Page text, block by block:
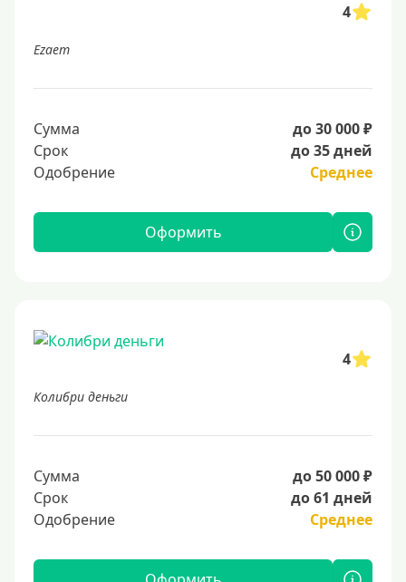
4
Ezaem
Сумма
до 30 000 ₽
Срок
до 35 дней
Одобрение
Среднее
Оформить
4
Колибри деньги
Сумма
до 50 000 ₽
Срок
до 61 дней
Одобрение
Среднее